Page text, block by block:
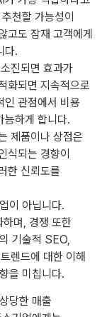
천할 가능성이
고도 잠재 고객에게
다.
진되면 효과가
화되면 지속적으로
인 관점에서 비용
능하게 합니다.
제품이나 상점은
식되는 경향이
한 신뢰도를
이 아닙니다.
며, 경쟁 또한
기술적 SEO,
렌드에 대한 이해
을 미칩니다.
당한 매출